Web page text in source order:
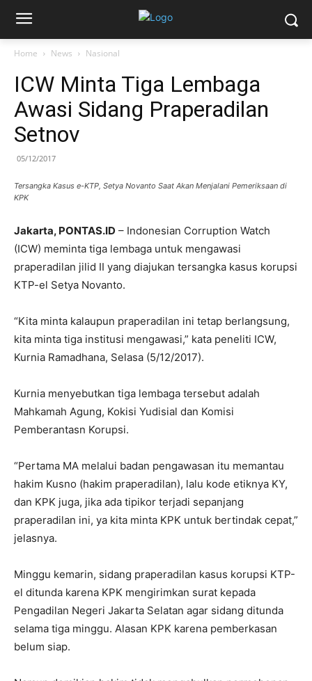
Home News Nasional
ICW Minta Tiga Lembaga
Awasi Sidang Praperadilan
Setnov
05/12/2017
Tersangka Kasus e-KTP, Setya Novanto Saat Akan Menjalani Pemeriksaan di
KPK
Jakarta, PONTAS.ID – Indonesian Corruption Watch
(ICW) meminta tiga lembaga untuk mengawasi
praperadilan jilid II yang diajukan tersangka kasus korupsi
KTP-el Setya Novanto.
“Kita minta kalaupun praperadilan ini tetap berlangsung,
kita minta tiga institusi mengawasi,” kata peneliti ICW,
Kurnia Ramadhana, Selasa (5/12/2017).
Kurnia menyebutkan tiga lembaga tersebut adalah
Mahkamah Agung, Kokisi Yudisial dan Komisi
Pemberantasn Korupsi.
“Pertama MA melalui badan pengawasan itu memantau
hakim Kusno (hakim praperadilan), lalu kode etiknya KY,
dan KPK juga, jika ada tipikor terjadi sepanjang
praperadilan ini, ya kita minta KPK untuk bertindak cepat,”
jelasnya.
Minggu kemarin, sidang praperadilan kasus korupsi KTP-
el ditunda karena KPK mengirimkan surat kepada
Pengadilan Negeri Jakarta Selatan agar sidang ditunda
selama tiga minggu. Alasan KPK karena pemberkasan
belum siap.